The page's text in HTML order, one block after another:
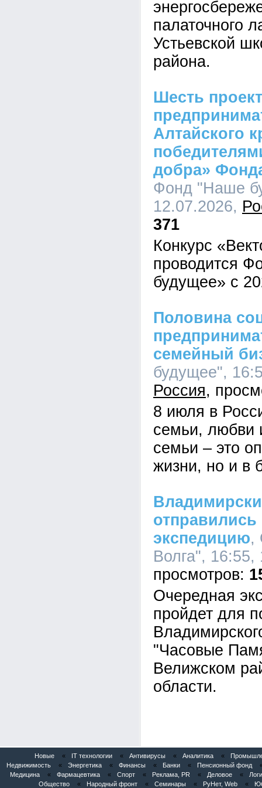
палаточного
Устьевской
района.
Шесть
Алтайского
добра»
Фонд "Наше
12.07.2026,
371
Конкурс
проводится
будущее» с
Половина
семейный
будущее",
Россия
8 июля в
семьи, любви
семьи – это
жизни, но и в
экспедицию,
Волга",
Очередная
пройдет для
"Часовые
Велижском
области.
Новые « IT технологии « Антивирусы « Аналитика «
Недвижимость
« Энергетика « Финансы « Банки « Пенсионный фонд
Медицина
« Фармацевтика « Спорт « Реклама, PR « Деловое «
Общество
« Народный фронт « Семинары « РуНет, Web «